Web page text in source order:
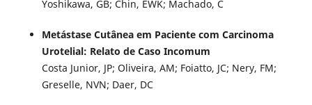
Yoshikawa, GB; Chin, EWK; Machado, C
Metástase Cutânea em Paciente com Carcinoma
Urotelial: Relato de Caso Incomum
Costa Junior, JP; Oliveira, AM; Foiatto, JC; Nery, FM;
Greselle, NVN; Daer, DC